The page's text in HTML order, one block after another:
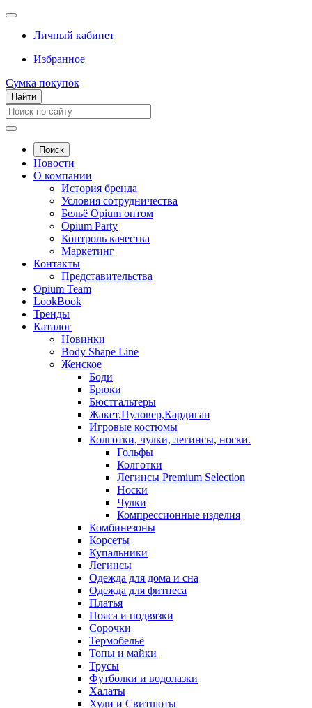
Личный кабинет
Избранное
Сумка покупок
Найти
Поиск
Новости
О компании
История бренда
Условия сотрудничества
Бельё Opium оптом
Opium Party
Контроль качества
Маркетинг
Контакты
Представительства
Opium Team
LookBook
Тренды
Каталог
Новинки
Body Shape Line
Женское
Боди
Брюки
Бюстгальтеры
Жакет,Пуловер,Кардиган
Игровые костюмы
Колготки, чулки, легинсы, носки.
Гольфы
Колготки
Легинсы Premium Selection
Носки
Чулки
Компрессионные изделия
Комбинезоны
Корсеты
Купальники
Легинсы
Одежда для дома и сна
Одежда для фитнеса
Платья
Пояса и подвязки
Сорочки
Термобельё
Топы и майки
Трусы
Футболки и водолазки
Халаты
Худи и Свитшоты